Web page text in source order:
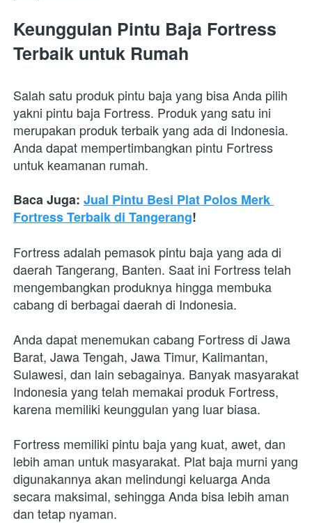
Keunggulan Pintu Baja Fortress
Terbaik untuk Rumah
Salah satu produk pintu baja yang bisa Anda pilih
yakni pintu baja Fortress. Produk yang satu ini
merupakan produk terbaik yang ada di Indonesia.
Anda dapat mempertimbangkan pintu Fortress
untuk keamanan rumah.
Baca Juga: Jual Pintu Besi Plat Polos Merk
Fortress Terbaik di Tangerang!
Fortress adalah pemasok pintu baja yang ada di
daerah Tangerang, Banten. Saat ini Fortress telah
mengembangkan produknya hingga membuka
cabang di berbagai daerah di Indonesia.
Anda dapat menemukan cabang Fortress di Jawa
Barat, Jawa Tengah, Jawa Timur, Kalimantan,
Sulawesi, dan lain sebagainya. Banyak masyarakat
Indonesia yang telah memakai produk Fortress,
karena memiliki keunggulan yang luar biasa.
Fortress memiliki pintu baja yang kuat, awet, dan
lebih aman untuk masyarakat. Plat baja murni yang
digunakannya akan melindungi keluarga Anda
secara maksimal, sehingga Anda bisa lebih aman
dan tetap nyaman.